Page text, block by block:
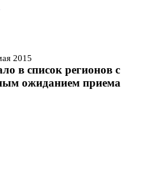
РекламаВсе новостиАрхив
2015
в список регионов с
ожиданием приема